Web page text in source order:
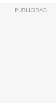
PUBLICIDAD